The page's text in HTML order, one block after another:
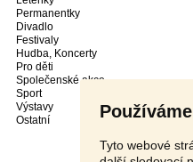
Tyto webové
Permanentky
Divadlo
Festivaly
Hudba, Koncerty
Pro děti
Společenské akce
Sport
Výstavy
Ostatní